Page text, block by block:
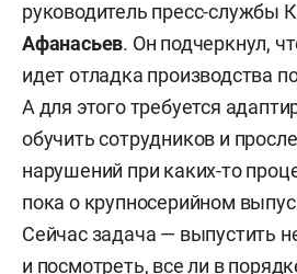
руководитель пресс-
Афанасьев. Он подчеркнул,
идет отладка производства
А для этого требуется
обучить сотрудников и
нарушений при каких-то
пока о крупносерийном
Сейчас задача — выпустить
и посмотреть, все ли в